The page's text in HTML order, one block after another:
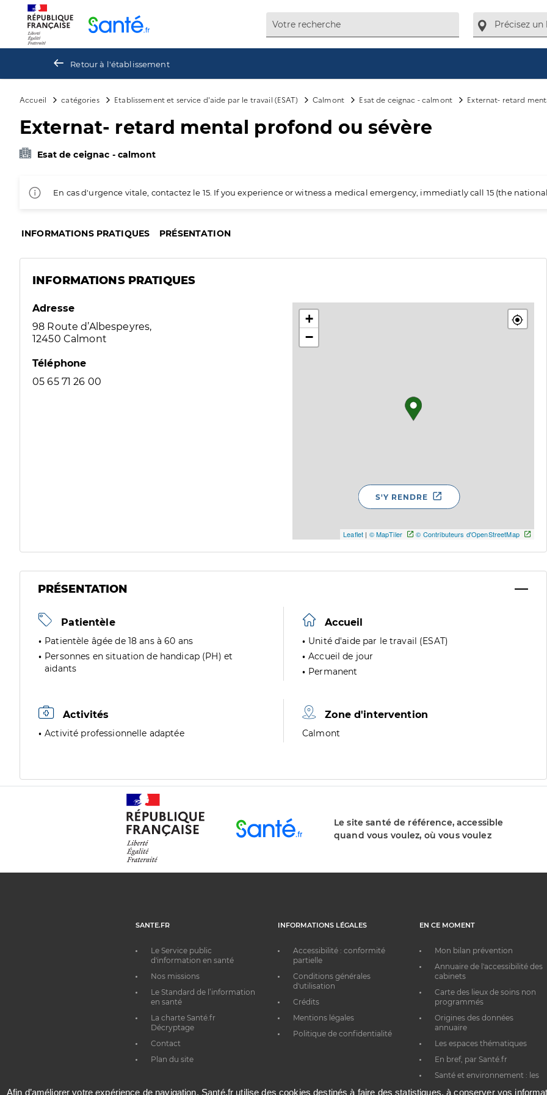
Retour à l'établissement
Accueil catégories Etablissement et service d'aide par le travail (ESAT) Calmont Esat de ceignac - calmont Externat- retard
Externat- retard mental profond ou sévère
Esat de ceignac - calmont
En cas d'urgence vitale, contactez le 15. If you experience or witness a medical emergency, immediatly call 15 (the
INFORMATIONS PRATIQUES PRÉSENTATION
INFORMATIONS PRATIQUES
Adresse
98 Route d’Albespeyres,
12450 Calmont
Téléphone
05 65 71 26 00
+
−
Leaflet | © MapTiler © Contributeurs d'OpenStreetMap
S'Y RENDRE
PRÉSENTATION
Patientèle
Patientèle âgée de 18 ans à 60 ans
Personnes en situation de handicap (PH) et
aidants
Accueil
Unité d'aide par le travail (ESAT)
Accueil de jour
Permanent
Activités
Activité professionnelle adaptée
Zone d'intervention
Zone
Calmont
Le site santé de référence, accessible
quand vous voulez, où vous voulez
SANTE.FR
Le Service public
d'information en santé
Nos missions
Le Standard de l’information
en santé
La charte Santé.fr
Décryptage
Contact
Plan du site
INFORMATIONS LÉGALES
Accessibilité : conformité
partielle
Conditions générales
d'utilisation
Crédits
Mentions légales
Politique de confidentialité
EN CE MOMENT
Mon bilan prévention
Annuaire de l'accessibilité des
cabinets
Carte des lieux de soins non
programmés
Origines des données
annuaire
Les espaces thématiques
En bref, par Santé.fr
Santé et environnement : les
Panneau de gestion des cookies
Afin d’améliorer votre expérience de navigation, Santé.fr utilise des cookies destinés à faire des statistiques, à conserver vos